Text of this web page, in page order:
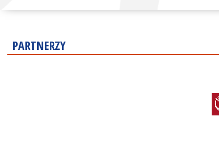
PARTNERZY